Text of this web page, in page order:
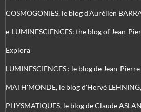
COSMOGONIES, le blog d'Aurélien
e-LUMINESCIENCES: the blog of Jean-
Explora
LUMINESCIENCES : le blog de Jean-
MATH'MONDE, le blog d'Hervé
PHYSMATIQUES, le blog de Claude